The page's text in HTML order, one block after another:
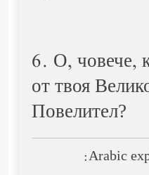
6. О, човече,
от твоя
Повелител?
Arabic